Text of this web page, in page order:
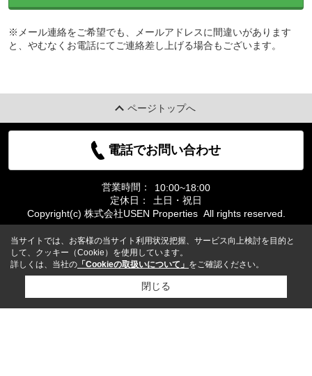
※メール連絡をご希望でも、メールアドレスに間違いがあります
と、やむなくお電話にてご連絡差し上げる場合もございます。
ページトップへ
電話でお問い合わせ
営業時間：
10:00~18:00
定休日：
土日・祝日
Copyright(c) 株式会社USEN Properties All rights reserved.
当サイトでは、お客様の当サイト利用状況把握、サービス向上検討を目的と
して、クッキー（Cookie）を使用しています。
詳しくは、当社の 「Cookieの取扱いについて」 をご確認ください。
閉じる